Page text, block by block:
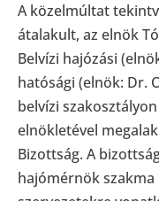
A közelmúltat
átalakult, az elnök
Belvízi hajózási
hatósági (elnök: Dr.
belvízi
elnökletével
Bizottság. A
hajómérnök szakma